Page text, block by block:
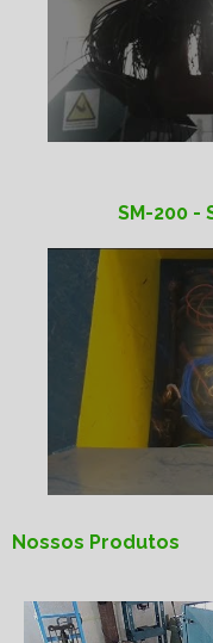
SM-200 -
Nossos Produtos